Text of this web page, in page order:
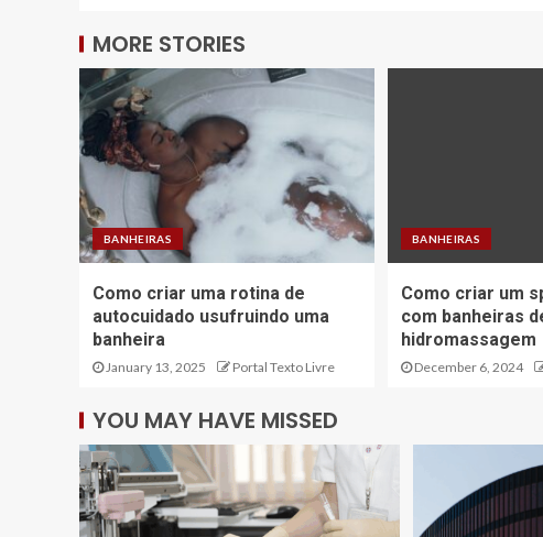
MORE STORIES
BANHEIRAS
Como criar uma rotina de
autocuidado usufruindo uma
banheira
January 13, 2025 Portal Texto Livre
BANHEIRAS
Como criar um
com banheiras
hidromassagem
December 6, 2024
YOU MAY HAVE MISSED